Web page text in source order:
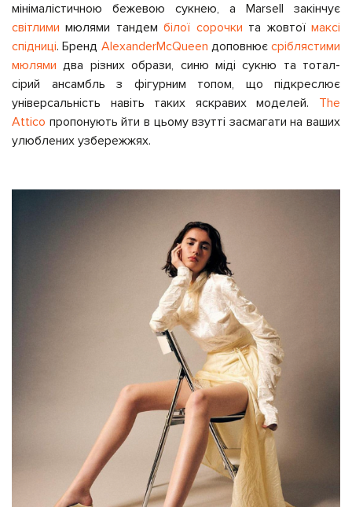
мінімалістичною бежевою
сукнею, а Marsell закінчує
світлими мюлями тандембілої сорочки та жовтоїмаксі
спідниці. Бренд AlexanderMcQueen доповнює сріблястими
мюлями два різних образи, синю міді сукню та тотал-
сірий ансамбль з фігурним топом, що підкреслює
універсальність навіть таких яскравих моделей. The
Attico пропонують йти в цьому взутті засмагати на ваших
улюблених узбережжях.